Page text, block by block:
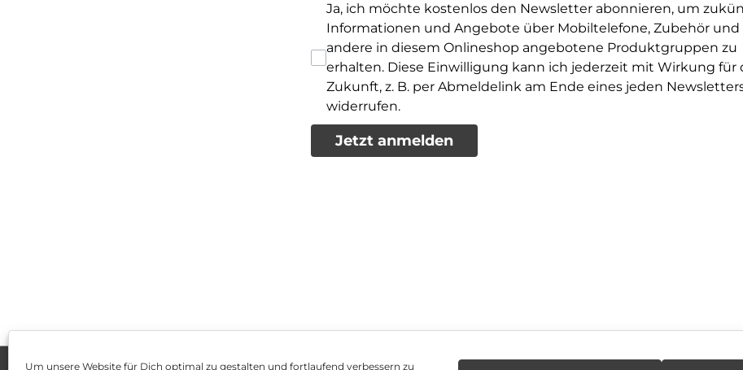
Um unsere Website für Dich optimal zu gestalten und fortlaufend verbessern zu
Ja, ich möchte kostenlos den Newsletter abonnieren, um
Informationen und Angebote über Mobiltelefone, Zubehör und
andere in diesem Onlineshop angebotene Produktgruppen zu
erhalten. Diese Einwilligung kann ich jederzeit mit Wirkung für
Zukunft, z. B. per Abmeldelink am Ende eines jeden
widerrufen.
Jetzt anmelden